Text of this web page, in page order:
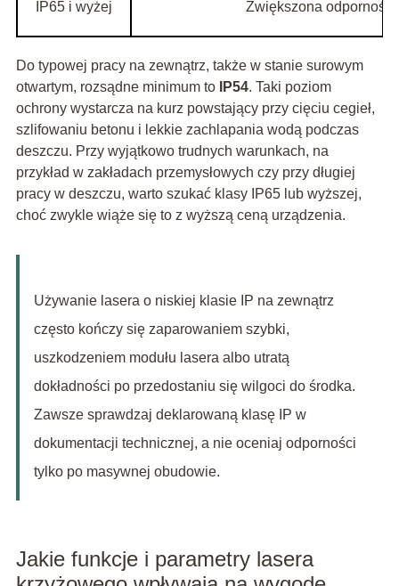
IP65 i wyżej Zwiększona odporność
Do typowej pracy na zewnątrz, także w stanie surowym
otwartym, rozsądne minimum to
IP54. Taki poziom
ochrony wystarcza na kurz powstający przy cięciu cegieł,
szlifowaniu betonu i lekkie zachlapania wodą podczas
deszczu. Przy wyjątkowo trudnych warunkach, na
przykład w zakładach przemysłowych czy przy długiej
pracy w deszczu, warto szukać klasy IP65 lub wyższej,
choć zwykle wiąże się to z wyższą ceną urządzenia.
Używanie lasera o niskiej klasie IP na zewnątrz
często kończy się zaparowaniem szybki,
uszkodzeniem modułu lasera albo utratą
dokładności po przedostaniu się wilgoci do środka.
Zawsze sprawdzaj deklarowaną klasę IP w
dokumentacji technicznej, a nie oceniaj odporności
tylko po masywnej obudowie.
Jakie funkcje i parametry lasera